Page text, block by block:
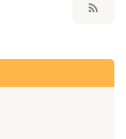
rss_feed